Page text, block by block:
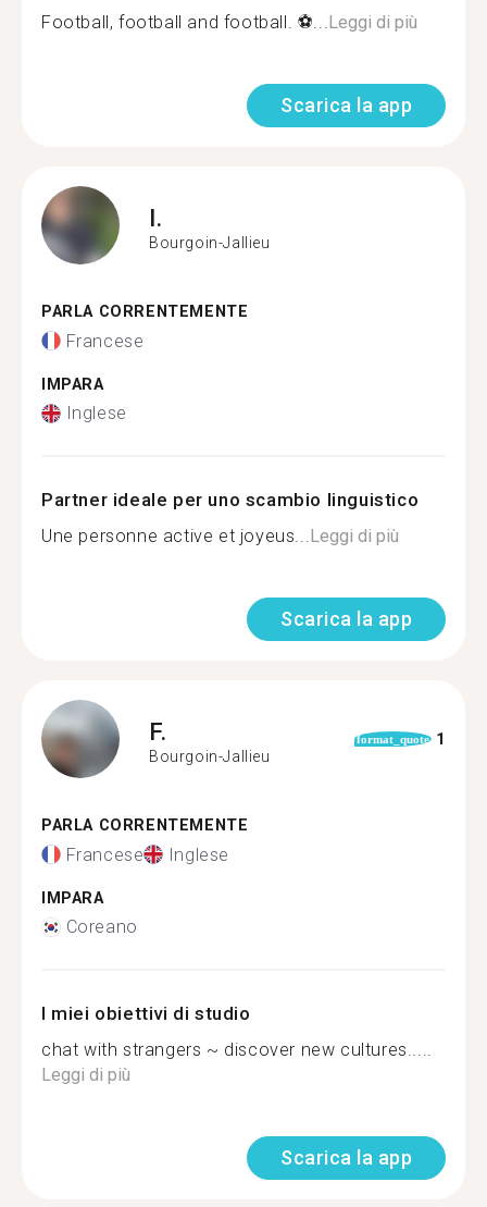
Football, football and football. ⚽...Leggi di più
Scarica la app
I.
Bourgoin-Jallieu
PARLA CORRENTEMENTE
Francese
IMPARA
Inglese
Partner ideale per uno scambio linguistico
Une personne active et joyeus...Leggi di più
Scarica la app
F.
Bourgoin-Jallieu
format_quote 1
PARLA CORRENTEMENTE
Francese Inglese
IMPARA
Coreano
I miei obiettivi di studio
chat with strangers ~ discover new cultures.....
Leggi di più
Scarica la app